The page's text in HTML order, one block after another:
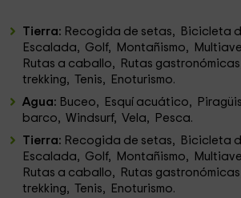
Tierra: Recogida de setas, Bicicleta
Escalada, Golf, Montañismo,
Rutas a caballo, Rutas
trekking, Tenis, Enoturismo.
Agua: Buceo, Esquí acuático,
barco, Windsurf, Vela, Pesca.
Tierra: Recogida de setas, Bicicleta
Escalada, Golf, Montañismo,
Rutas a caballo, Rutas
trekking, Tenis, Enoturismo.